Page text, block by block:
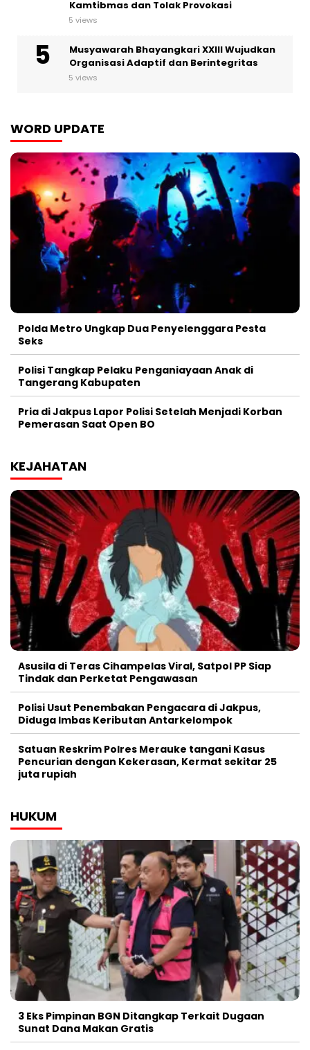
Kamtibmas dan Tolak Provokasi
5 views
Musyawarah Bhayangkari XXIII Wujudkan
Organisasi Adaptif dan Berintegritas
5 views
WORD UPDATE
Polda Metro Ungkap Dua Penyelenggara Pesta
Seks
Polisi Tangkap Pelaku Penganiayaan Anak di
Tangerang Kabupaten
Pria di Jakpus Lapor Polisi Setelah Menjadi Korban
Pemerasan Saat Open BO
KEJAHATAN
Asusila di Teras Cihampelas Viral, Satpol PP Siap
Tindak dan Perketat Pengawasan
Polisi Usut Penembakan Pengacara di Jakpus,
Diduga Imbas Keributan Antarkelompok
Satuan Reskrim Polres Merauke tangani Kasus
Pencurian dengan Kekerasan, Kermat sekitar 25
juta rupiah
HUKUM
3 Eks Pimpinan BGN Ditangkap Terkait Dugaan
Sunat Dana Makan Gratis